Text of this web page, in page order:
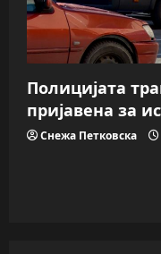
Полицијата
пријавена за
Снежа Петковска